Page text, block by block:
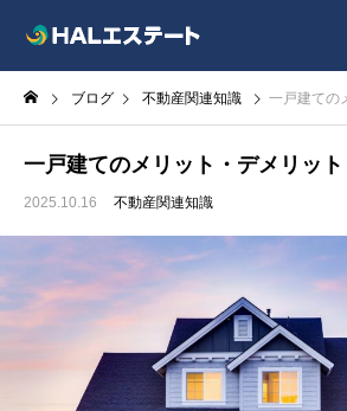
ブログ 不動産関連知識 一戸建ての
一戸建てのメリット・デメリット
2025.10.16 不動産関連知識